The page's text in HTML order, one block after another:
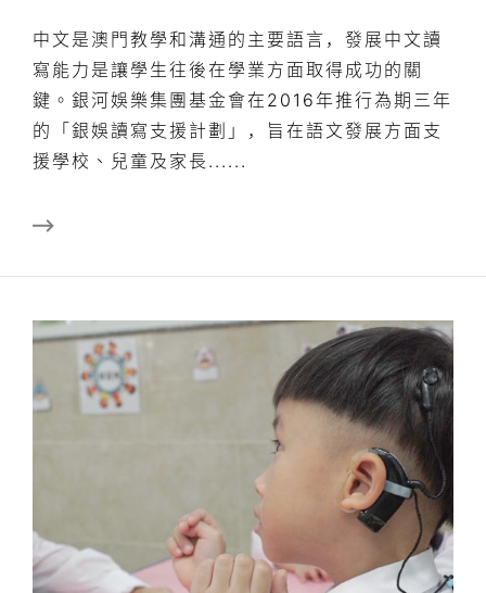
中文是澳門教學和溝通的主要語言，發展中文讀
寫能力是讓學生往後在學業方面取得成功的關
鍵。銀河娛樂集團基金會在2016年推行為期三年
的「銀娛讀寫支援計劃」，旨在語文發展方面支
援學校、兒童及家長......